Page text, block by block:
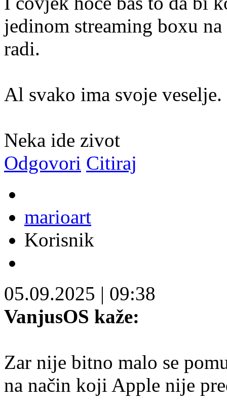
jedinom streaming boxu
radi.
Al svako ima svoje veselje.
Neka ide zivot
Odgovori Citiraj
marioart
Korisnik
05.09.2025 | 09:38
VanjusOS kaže:
Zar nije bitno malo se
na način koji Apple nije